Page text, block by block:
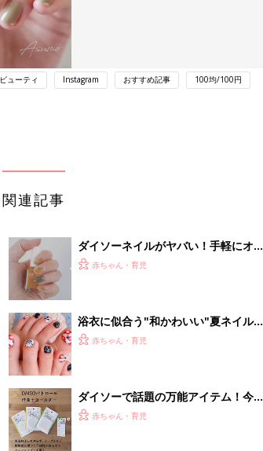
ビューティ Instagram おすすめ記事 100均/100円
関連記事
ダイソーネイルがヤバい！手軽にオシ
ャレを楽しむ4選
赤ちゃん・育児
浴衣に似合う"和かわいい"夏ネイル7
選 赤ちゃん・育児
ダイソーで話題の万能アイテム！今買
うべき珪藻土商品4選
赤ちゃん・育児